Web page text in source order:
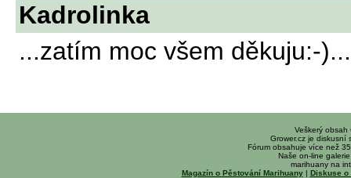
Kadrolinka
...zatím moc všem děkuju:-
Veškerý obsah
Grower.cz je diskusní
Fórum obsahuje více než
Naše on-line
marihuany na
Magazín o Pěstování Marihuany| Diskuse o